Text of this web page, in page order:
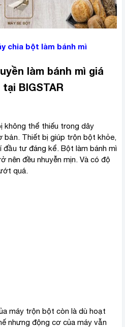
chia bột làm bánh mì
làm bánh mì giá
BIGSTAR
không thể thiếu trong dây
bản. Thiết bị giúp trộn bột khỏe,
đầu tư đáng kể. Bột làm bánh mì
nên đều nhuyễn mịn. Và có độ
quá.
máy trộn bột còn là dù hoạt
nhưng động cơ của máy vẫn